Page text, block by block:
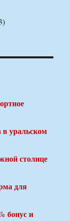
в уральском
столице
для
бонус и